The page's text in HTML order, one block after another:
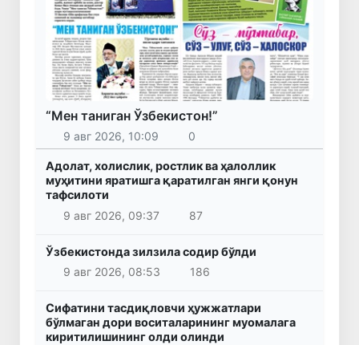
“Мен таниган Ўзбекистон!”
9 авг 2026, 10:09 0
Адолат, холислик, ростлик ва ҳалоллик
муҳитини яратишга қаратилган янги қонун
тафсилоти
9 авг 2026, 09:37
87
Ўзбекистонда зилзила содир бўлди
9 авг 2026, 08:53
186
Сифатини тасдиқловчи ҳужжатлари
бўлмаган дори воситаларининг муомалага
киритилишининг олди олинди